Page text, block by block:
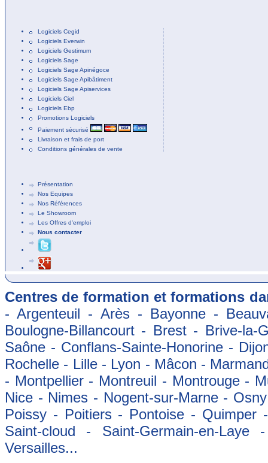
Logiciels Cegid
Logiciels Everwin
Logiciels Gestimum
Logiciels Sage
Logiciels Sage Apinégoce
Logiciels Sage Apibâtiment
Logiciels Sage Apiservices
Logiciels Ciel
Logiciels Ebp
Promotions Logiciels
Paiement sécurisé
Livraison et frais de port
Conditions générales de vente
Présentation
Nos Equipes
Nos Références
Le Showroom
Les Offres d'emploi
Nous contacter
Centres de formation et formations
- Argenteuil - Arès - Bayonne -
Boulogne-Billancourt - Brest - Brive-
Saône - Conflans-Sainte-Honorine -
Rochelle - Lille - Lyon - Mâcon -
- Montpellier - Montreuil - Montrouge -
Nice - Nimes - Nogent-sur-Marne -
Poissy - Poitiers - Pontoise -
Saint-cloud - Saint-Germain-en-
Versailles...